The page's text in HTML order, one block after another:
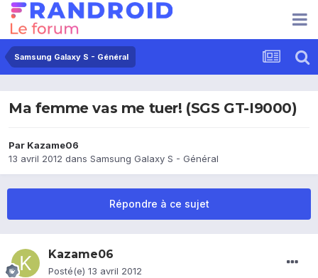
Samsung Galaxy S - Général
Ma femme vas me tuer! (SGS GT-I9000)
Par Kazame06
13 avril 2012 dans Samsung Galaxy S - Général
Répondre à ce sujet
Kazame06
Posté(e) 13 avril 2012